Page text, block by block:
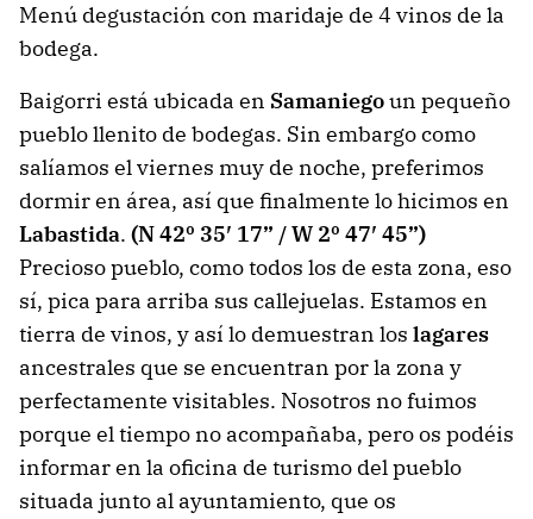
Menú degustación con maridaje de 4 vinos de la
bodega.
Baigorri está ubicada en Samaniegoun pequeño
pueblo llenito de bodegas. Sin embargo como
salíamos el viernes muy de noche, preferimos
dormir en área, así que finalmente lo hicimos en
Labastida. (N 42º 35′ 17” / W 2º 47′ 45”)
Precioso pueblo, como todos los de esta zona, eso
sí, pica para arriba sus callejuelas. Estamos en
tierra de vinos, y así lo demuestran los lagares
ancestrales que se encuentran por la zona y
perfectamente visitables. Nosotros no fuimos
porque el tiempo no acompañaba, pero os podéis
informar en la oficina de turismo del pueblo
situada junto al ayuntamiento, que os